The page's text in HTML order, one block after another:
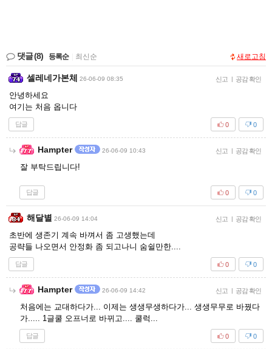
댓글(8) 등록순 최신순 새로고침
셀레네가본체 26-06-09 08:35 신고 | 공감 확인
안녕하세요
여기는 처음 옵니다
답글 0
0
Hampter 26-06-09 10:43 신고 | 공감 확인
잘 부탁드립니다!
답글 0
0
해달별 26-06-09 14:04 신고 | 공감 확인
초반에 생존기 계속 바껴서 좀 고생했는데
공략들 나오면서 안정화 좀 되고나니 숨쉴만한....
답글 0
0
Hampter 26-06-09 14:42 신고 | 공감 확인
처음에는 교대하다가... 이제는 생생무생하다가... 생생무무로 바꿨다
가..... 1글쿨 오프너로 바뀌고.... 쿨럭...
답글 0
0